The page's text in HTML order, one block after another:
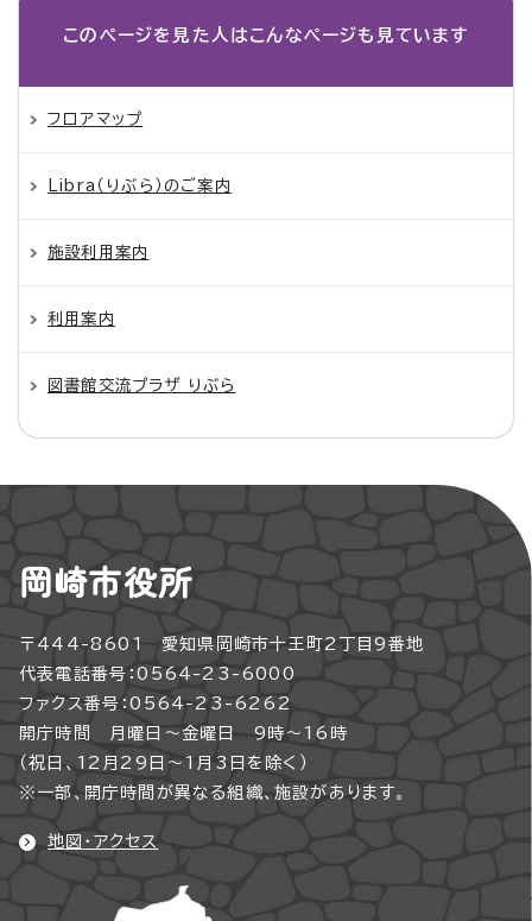
このページを見た人は こんなページも見ています
フロアマップ
Libra（りぶら）のご案内
施設利用案内
利用案内
図書館交流プラザ りぶら
岡崎市役所
〒444-8601 愛知県岡崎市十王町2丁目9番地
代表電話番号：0564-23-6000
ファクス番号：0564-23-6262
開庁時間 月曜日～金曜日 9時～16時
（祝日、12月29日～1月3日を除く）
※一部、開庁時間が異なる組織、施設があります。
地図・アクセス